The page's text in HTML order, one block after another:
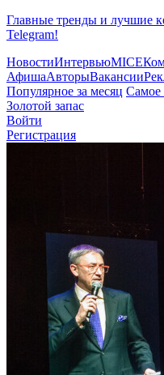
Главные тренды и лучшие
Telegram!
НовостиИнтервьюMICE
АфишаАвторыВакансии
Популярное за месяц Самое
Золотой запас
Войти
Регистрация